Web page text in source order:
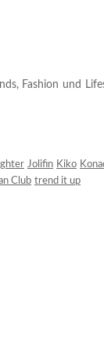
Fashion und
Jolifin Kiko
Club trend it up